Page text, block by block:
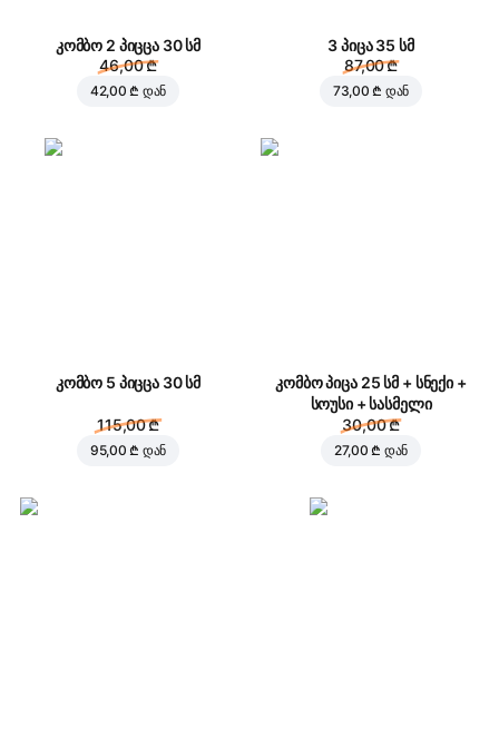
კომბო 2 პიცცა 30 სმ
46,00 ₾
42,00 ₾ დან
3 პიცა 35 სმ
87,00 ₾
73,00 ₾ დან
კომბო 5 პიცცა 30 სმ
115,00 ₾
95,00 ₾ დან
კომბო პიცა 25 სმ + სნექი +
სოუსი + სასმელი
30,00 ₾
27,00 ₾ დან